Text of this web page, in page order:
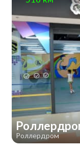
Роллердром